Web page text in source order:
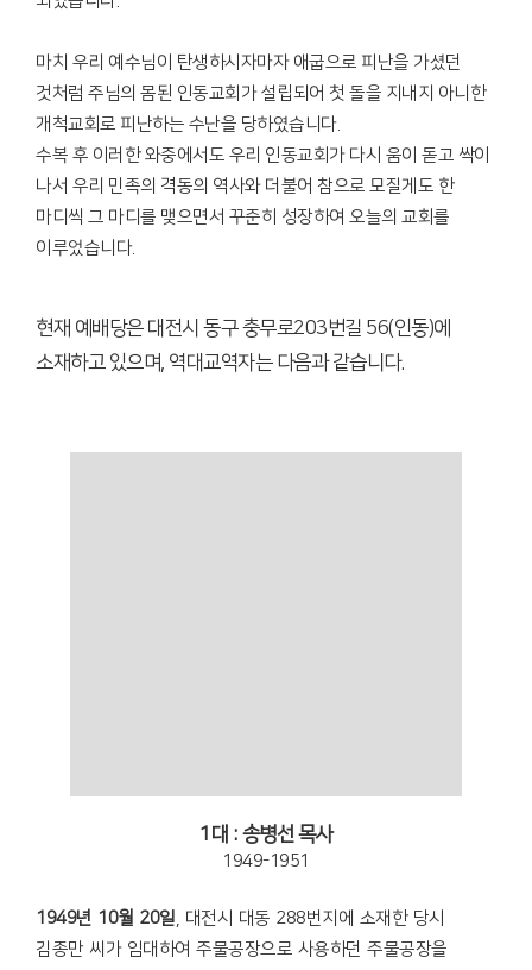
마치 우리 예수님이 탄생하시자마자 애굽으로 피난을 가셨던
것처럼 주님의 몸된 인동교회가 설립되어 첫 돌을 지내지 아니한
개척교회로 피난하는 수난을 당하였습니다.
수복 후 이러한 와중에서도 우리 인동교회가 다시 움이 돋고 싹이
나서 우리 민족의 격동의 역사와 더불어 참으로 모질게도 한
마디씩 그 마디를 맺으면서 꾸준히 성장하여 오늘의 교회를
이루었습니다.
현재 예배당은 대전시 동구 충무로203번길 56(인동)에
소재하고 있으며, 역대교역자는 다음과 같습니다.
1대 : 송병선 목사
1949-1951
1949년 10월 20일 , 대전시 대동 288번지에 소재한 당시
김종만 씨가 임대하여 주물공장으로 사용하던 주물공장을